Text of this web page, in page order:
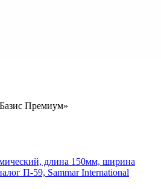
Премиум»
длина 150мм, ширина
П-59, Sammar International